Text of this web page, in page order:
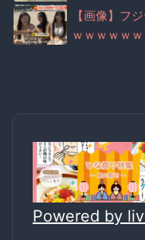
【画像】フ
ｗｗｗｗｗｗ
Powered by